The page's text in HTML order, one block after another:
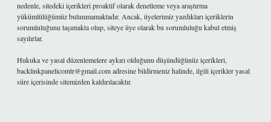
nedenle, sitedeki içerikleri proaktif olarak denetleme veya araştırma
yükümlülüğümüz bulunmamaktadır. Ancak, üyelerimiz yazdıkları içeriklerin
sorumluluğunu taşımakta olup, siteye üye olarak bu sorumluluğu kabul etmiş
sayılırlar.
Hukuka ve yasal düzenlemelere aykırı olduğunu düşündüğünüz içerikleri,
backlinkpanelicomtr@gmail.comadresine bildirmeniz halinde, ilgili içerikler yasal
süre içerisinde sitemizden kaldırılacaktır.